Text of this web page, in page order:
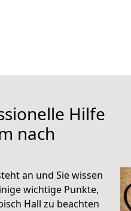
Hilfe
nach
an und Sie wissen
wichtige Punkte,
Hall zu beachten